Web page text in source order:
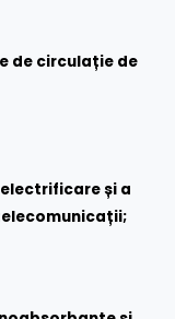
de circulație de
și a